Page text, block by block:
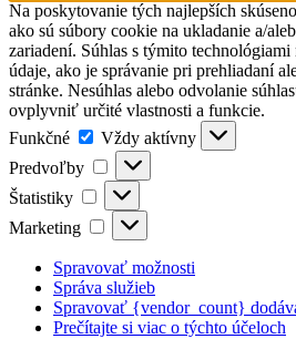
Na poskytovanie tých najlepších
ako sú súbory cookie na ukladanie a/
zariadení. Súhlas s týmito
údaje, ako je správanie pri prehliadaní
stránke. Nesúhlas alebo odvolanie
ovplyvniť určité vlastnosti a funkcie.
Funkčné
Funkčné
Vždy aktívny
Predvoľby
Predvoľby
Štatistiky Štatistiky
Marketing Marketing
Spravovať možnosti
Správa služieb
Spravovať {vendor_count}
Prečítajte si viac o týchto účeloch